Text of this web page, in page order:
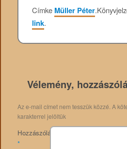
Címke Müller Péter.
link.
Vélemény,
Az e-mail címet nem tesszük közzé. A
karakterrel jelöltük
Hozzászólás
*